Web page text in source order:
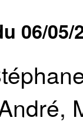
06/05/